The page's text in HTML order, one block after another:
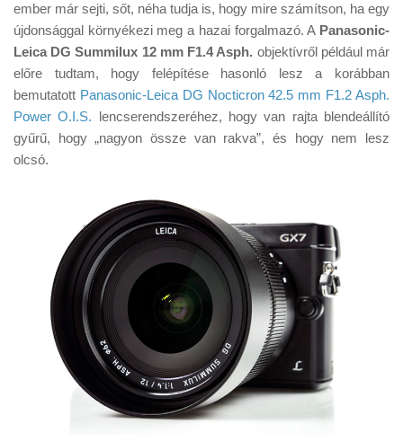
Érdekességek
Helyszíni Riport
E-BB
ember már sejti, sőt, néha tudja is, hogy mire számítson, ha egy
újdonsággal környékezi meg a hazai forgalmazó. A Panasonic-
Leica DG Summilux 12 mm F1.4 Asph. objektívről például már
előre tudtam, hogy felépítése hasonló lesz a korábban
bemutatott Panasonic-Leica DG Nocticron 42.5 mm F1.2 Asph.
Power O.I.S. lencserendszeréhez, hogy van rajta blendeállító
gyűrű, hogy „nagyon össze van rakva”, és hogy nem lesz
olcsó.